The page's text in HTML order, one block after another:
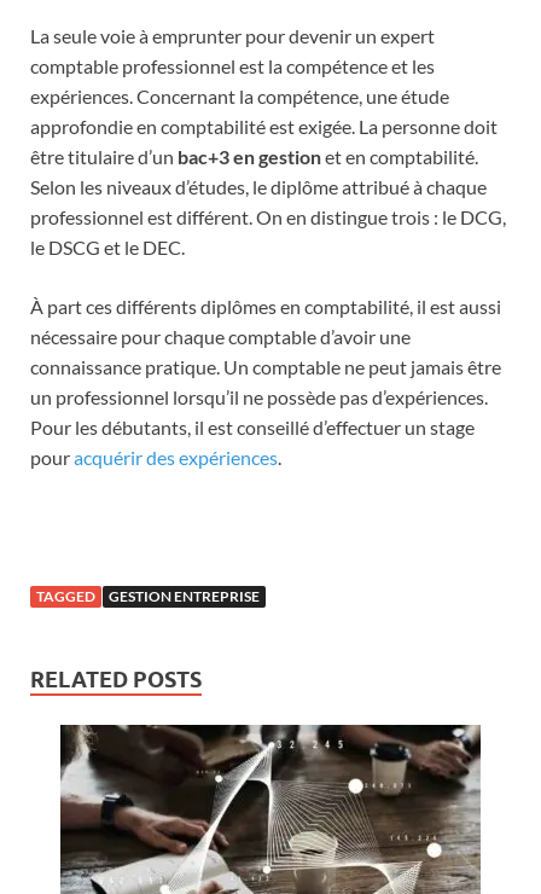
La seule voie à emprunter pour devenir un expert
comptable professionnel est la compétence et les
expériences. Concernant la compétence, une étude
approfondie en comptabilité est exigée. La personne doit
être titulaire d’un bac+3 en gestionet en comptabilité.
Selon les niveaux d’études, le diplôme attribué à chaque
professionnel est différent. On en distingue trois : le DCG,
le DSCG et le DEC.
À part ces différents diplômes en comptabilité, il est aussi
nécessaire pour chaque comptable d’avoir une
connaissance pratique. Un comptable ne peut jamais être
un professionnel lorsqu’il ne possède pas d’expériences.
Pour les débutants, il est conseillé d’effectuer un stage
pouracquérir des expériences.
TAGGED GESTION ENTREPRISE
RELATED POSTS